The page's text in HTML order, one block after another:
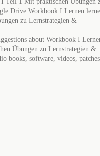
Drive Workbook I Lernen
zu Lernstrategien &
about Workbook I
Übungen zu Lernstrategien &
books, software, videos,